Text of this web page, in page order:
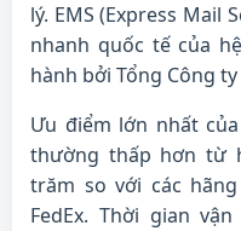
lý. EMS (Express Mail
nhanh quốc tế của
hành bởi Tổng Công
Ưu điểm lớn nhất
thường thấp hơn từ
trăm so với các
FedEx. Thời gian